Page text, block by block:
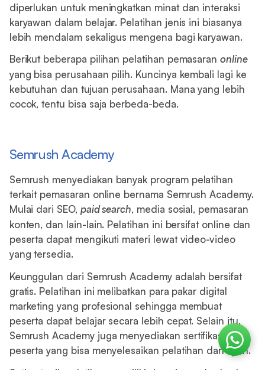
diperlukan untuk meningkatkan minat dan interaksi
karyawan dalam belajar. Pelatihan jenis ini biasanya
lebih mendalam sekaligus mengena bagi karyawan.
Berikut beberapa pilihan pelatihan pemasaranonline
yang bisa perusahaan pilih. Kuncinya kembali lagi ke
kebutuhan dan tujuan perusahaan. Mana yang lebih
cocok, tentu bisa saja berbeda-beda.
Semrush Academy
Semrush menyediakan banyak program pelatihan
terkait pemasaran online bernama Semrush Academy.
Mulai dari SEO, paid search, media sosial, pemasaran
konten, dan lain-lain. Pelatihan ini bersifat online dan
peserta dapat mengikuti materi lewat video-video
yang tersedia.
Keunggulan dari Semrush Academy adalah bersifat
gratis. Pelatihan ini melibatkan para pakar digital
marketing yang profesional sehingga membuat
peserta dapat belajar secara lebih cepat. Selain itu,
Semrush Academy juga menyediakan sertifikasi bagi
peserta yang bisa menyelesaikan pelatihan dan ujian.